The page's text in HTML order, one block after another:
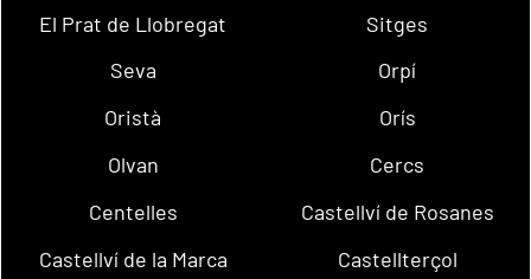
El Prat de Llobregat
Sitges
Seva
Orpí
Oristà
Orís
Olvan
Cercs
Centelles
Castellví de Rosanes
Castellví de la Marca
Castellterçol